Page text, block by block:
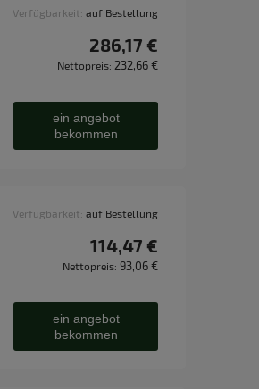
Verfügbarkeit: auf Bestellung
286,17 €
Nettopreis: 232,66 €
ein angebot
bekommen
Verfügbarkeit: auf Bestellung
114,47 €
Nettopreis: 93,06 €
ein angebot
bekommen